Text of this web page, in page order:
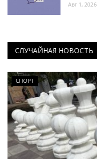
Авг 1, 2026
СЛУЧАЙНАЯ НОВОСТЬ
СПОРТ